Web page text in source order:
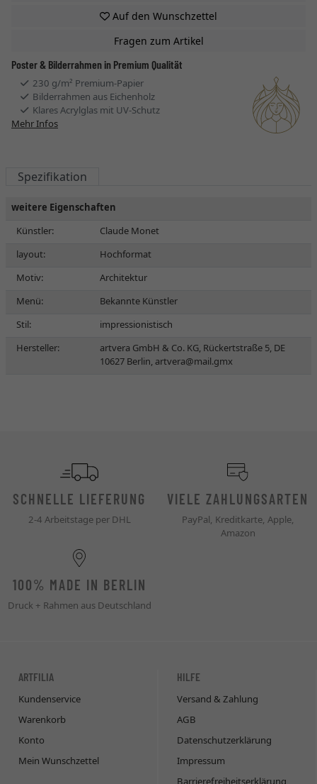
Auf den Wunschzettel
Fragen zum Artikel
Poster & Bilderrahmen in Premium Qualität
230 g/m² Premium-Papier
Bilderrahmen aus Eichenholz
Klares Acrylglas mit UV-Schutz
Mehr Infos
Spezifikation
weitere Eigenschaften
Künstler:
Claude Monet
layout:
Hochformat
Motiv:
Architektur
Menü:
Bekannte Künstler
Stil:
impressionistisch
Hersteller:
artvera GmbH & Co. KG, Rückertstraße 5, DE
10627 Berlin, artvera@mail.gmx
SCHNELLE LIEFERUNG
2-4 Arbeitstage per DHL
VIELE ZAHLUNGSARTEN
PayPal, Kreditkarte, Apple,
Amazon
100% MADE IN BERLIN
Druck + Rahmen aus Deutschland
ARTFILIA
Kundenservice
Warenkorb
Konto
Mein Wunschzettel
HILFE
Versand & Zahlung
AGB
Datenschutzerklärung
Impressum
Barrierefreiheitserklärung